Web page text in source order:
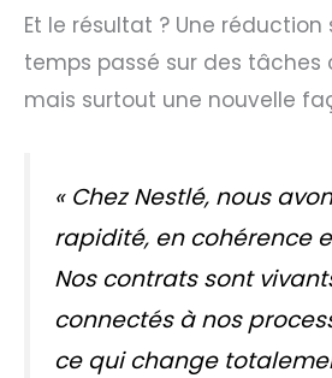
Et le résultat ? Une
temps passé sur des tâches
mais surtout une nouvelle
« Chez Nestlé, nous
rapidité, en cohérence
Nos contrats sont
connectés à nos
ce qui change